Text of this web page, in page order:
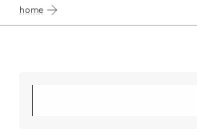
home